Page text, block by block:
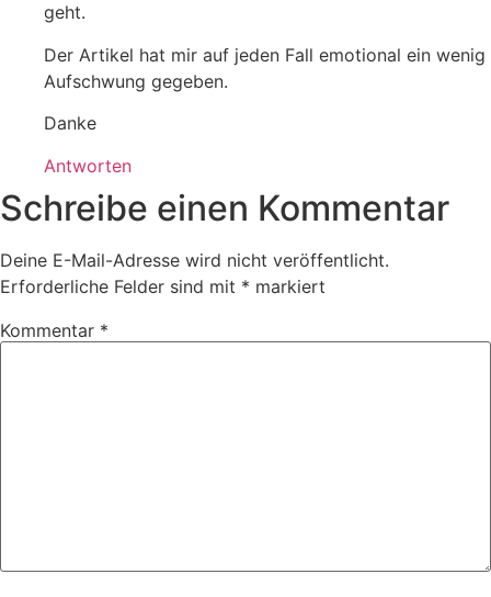
geht.
Der Artikel hat mir auf jeden Fall emotional ein wenig
Aufschwung gegeben.
Danke
Antworten
Schreibe einen Kommentar
Deine E-Mail-Adresse wird nicht veröffentlicht.
Erforderliche Felder sind mit * markiert
Kommentar *